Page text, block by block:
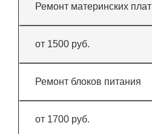
Ремонт материнских плат
от 1500 руб.
Ремонт блоков питания
от 1700 руб.